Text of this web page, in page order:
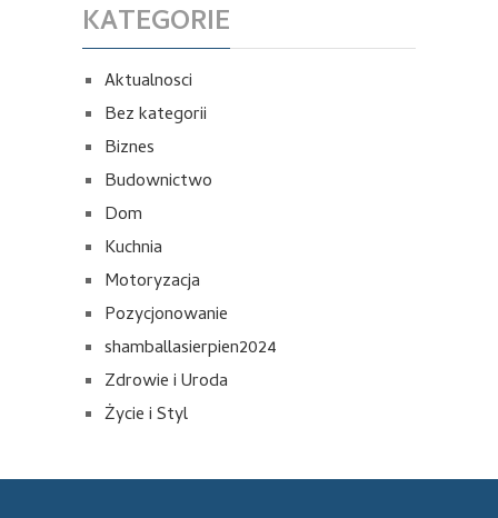
KATEGORIE
Aktualnosci
Bez kategorii
Biznes
Budownictwo
Dom
Kuchnia
Motoryzacja
Pozycjonowanie
shamballasierpien2024
Zdrowie i Uroda
Życie i Styl